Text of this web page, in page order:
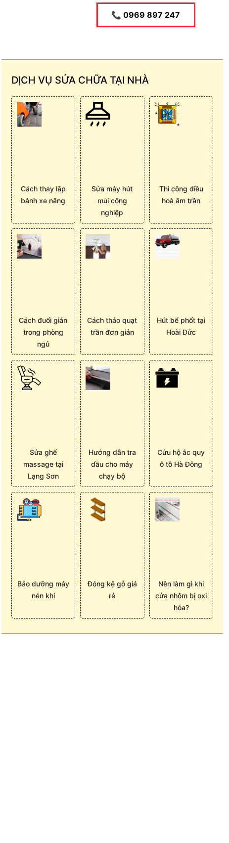
📞 0969 897 247
DỊCH VỤ SỬA CHỮA TẠI NHÀ
Cách thay lắp
bánh xe nâng
Sửa máy hút
mùi công
nghiệp
Thi công điều
hoà âm trần
Cách đuổi gián
trong phòng
ngủ
Cách tháo quạt
trần đơn giản
Hút bể phốt tại
Hoài Đức
Sửa ghế
massage tại
Lạng Sơn
Hướng dẫn tra
dầu cho máy
chạy bộ
Cứu hộ ắc quy
ô tô Hà Đông
Bảo dưỡng máy
nén khí
Đóng kệ gỗ giá
rẻ
Nên làm gì khi
cửa nhôm bị oxi
hóa?